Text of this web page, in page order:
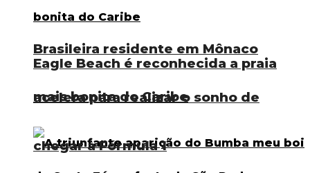
Eagle Beach é reconhecida a praia
mais bonita do Caribe
Brasileira residente em Mônaco
acelera para realizar o sonho de
chegar à Fórmula 1